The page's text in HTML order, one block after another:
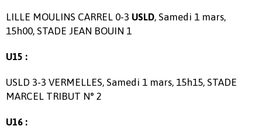
LILLE MOULINS CARREL 0-3 USLD, Samedi 1 mars,
15h00, STADE JEAN BOUIN 1
U15 :
USLD 3-3 VERMELLES, Samedi 1 mars, 15h15, STADE
MARCEL TRIBUT N° 2
U16 :